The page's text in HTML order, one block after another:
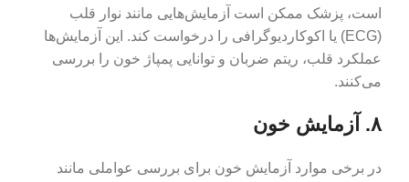
است، پزشک ممکن است آزمایش‌هایی مانند نوار قلب
(ECG) یا اکوکاردیوگرافی را درخواست کند. این آزمایش‌ها
عملکرد قلب، ریتم ضربان و توانایی پمپاژ خون را بررسی
می‌کنند.
۸. آزمایش خون
در برخی موارد آزمایش خون برای بررسی عواملی مانند